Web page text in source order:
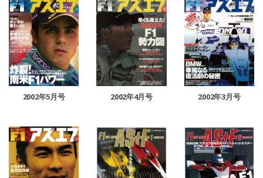
2002年5月号 2002年4月号 2002年3月号